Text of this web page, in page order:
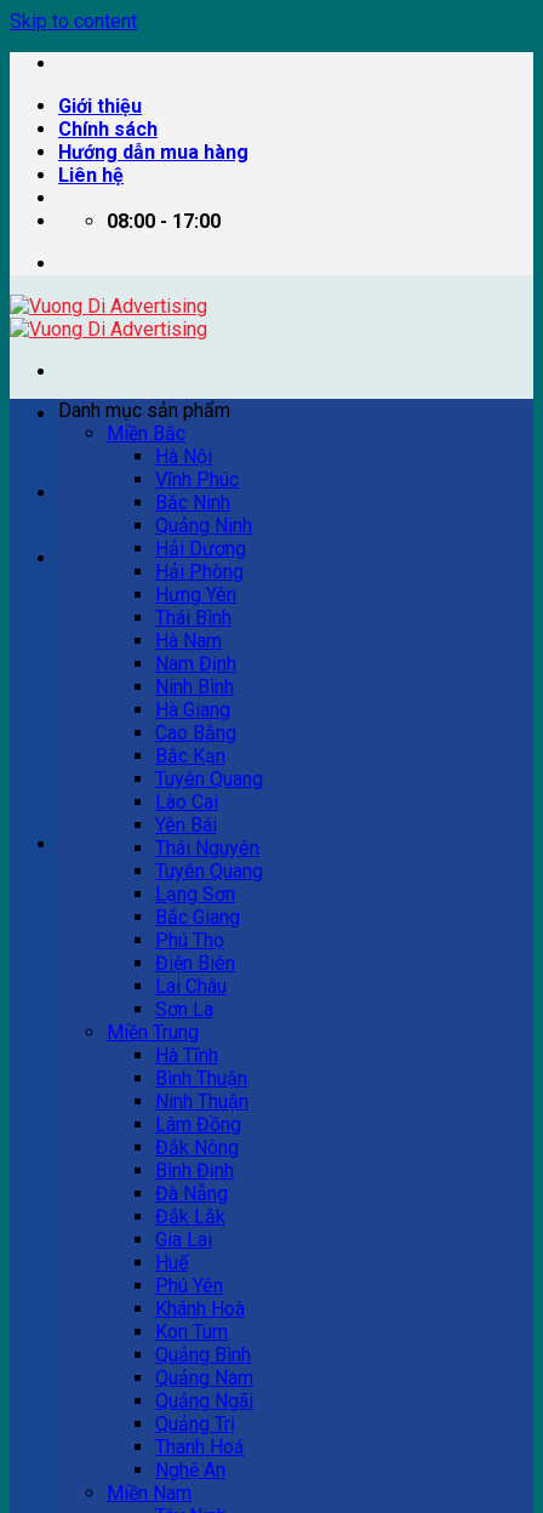
Skip to content
Giới thiệu
Chính sách
Hướng dẫn mua hàng
Liên hệ
08:00 - 17:00
Ví dụ: Billboard quảng cáo, pano quảng cáo, quảng cáo
trên xe bus...
Tư vấn bán hàng
0983 863 488
Hotline hỗ trợ
0983 863 488
Giỏ hàng
Chưa có sản phẩm trong giỏ hàng.
Danh mục sản phẩm
Miền Bắc
Hà Nội
Vĩnh Phúc
Bắc Ninh
Quảng Ninh
Hải Dương
Hải Phòng
Hưng Yên
Thái Bình
Hà Nam
Nam Định
Ninh Bình
Hà Giang
Cao Bằng
Bắc Kạn
Tuyên Quang
Lào Cai
Yên Bái
Thái Nguyên
Tuyên Quang
Lạng Sơn
Bắc Giang
Phú Thọ
Điện Biên
Lai Châu
Sơn La
Miền Trung
Hà Tĩnh
Bình Thuận
Ninh Thuận
Lâm Đồng
Đắk Nông
Bình Định
Đà Nẵng
Đắk Lắk
Gia Lai
Huế
Phú Yên
Khánh Hoà
Kon Tum
Quảng Bình
Quảng Nam
Quảng Ngãi
Quảng Trị
Thanh Hoá
Nghệ An
Miền Nam